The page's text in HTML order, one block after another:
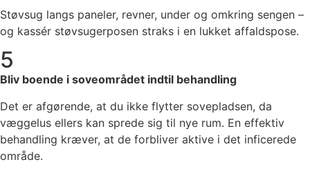
Støvsug langs paneler, revner, under og omkring sengen –
og kassér støvsugerposen straks i en lukket affaldspose.
5
Bliv boende i soveområdet indtil behandling
Det er afgørende, at du ikke flytter sovepladsen, da
væggelus ellers kan sprede sig til nye rum. En effektiv
behandling kræver, at de forbliver aktive i det inficerede
område.